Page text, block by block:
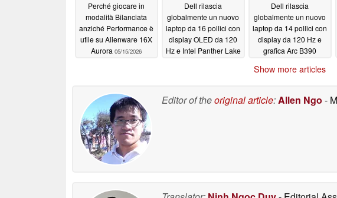
Perché giocare in
modalità Bilanciata
anziché Performance è
utile su Alienware 16X
Aurora 05/15/2026
Dell rilascia
globalmente un nuovo
laptop da 16 pollici con
display OLED da 120
Hz e Intel Panther Lake
Dell rilascia
globalmente un nuovo
laptop da 14 pollici con
display da 120 Hz e
grafica Arc B390
Show more articles
Editor of theoriginal article:Allen Ngo -